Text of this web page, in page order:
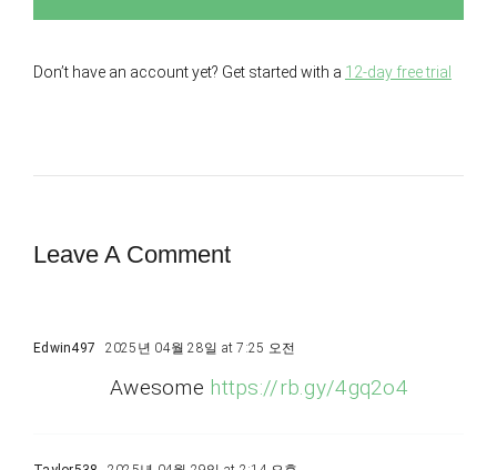
Don’t have an account yet? Get started with a 12-day free trial
Leave A Comment
Edwin497 2025년 04월 28일 at 7:25 오전
Awesome https://rb.gy/4gq2o4